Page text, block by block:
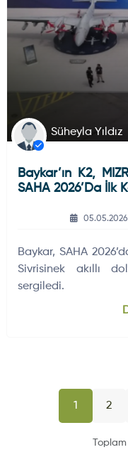
Süheyla Yıldız
Baykar’ın K2,
SAHA 2026’da İlk
05.05.2026
Baykar, SAHA
Sivrisinek akıllı
sergiledi.
1 2